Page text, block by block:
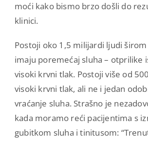
moći kako bismo brzo došli do
klinici.
Postoji oko 1,5 milijardi ljudi
imaju poremećaj sluha – otprilike
visoki krvni tlak. Postoji više od
visoki krvni tlak, ali ne i jedan
vraćanje sluha. Strašno je
kada moramo reći pacijentima s
gubitkom sluha i tinitusom: